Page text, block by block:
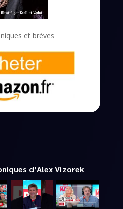
et brèves
d’Alex Vizorek